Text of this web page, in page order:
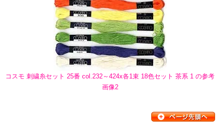
コスモ 刺繍糸セット 25番 col.232～424x各1束 18色セット 茶系 1 の参考
画像2